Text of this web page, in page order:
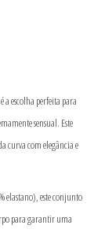
é a escolha perfeita para
sensual. Este
curva com elegância e
elastano), este conjunto
para garantir uma